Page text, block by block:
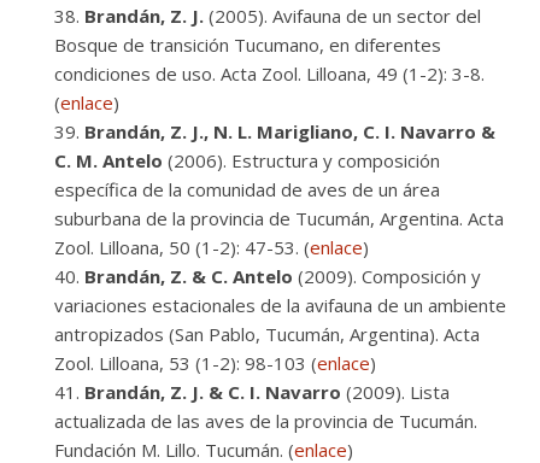
Brandán, Z. J. (2005). Avifauna de un sector del
Bosque de transición Tucumano, en diferentes
condiciones de uso. Acta Zool. Lilloana, 49 (1-2): 3-8.
(enlace)
Brandán, Z. J., N. L. Marigliano, C. I. Navarro &
C. M. Antelo (2006). Estructura y composición
específica de la comunidad de aves de un área
suburbana de la provincia de Tucumán, Argentina. Acta
Zool. Lilloana, 50 (1-2): 47-53. (enlace)
Brandán, Z. & C. Antelo (2009). Composición y
variaciones estacionales de la avifauna de un ambiente
antropizados (San Pablo, Tucumán, Argentina). Acta
Zool. Lilloana, 53 (1-2): 98-103 (enlace)
Brandán, Z. J. & C. I. Navarro (2009). Lista
actualizada de las aves de la provincia de Tucumán.
Fundación M. Lillo. Tucumán. (enlace)